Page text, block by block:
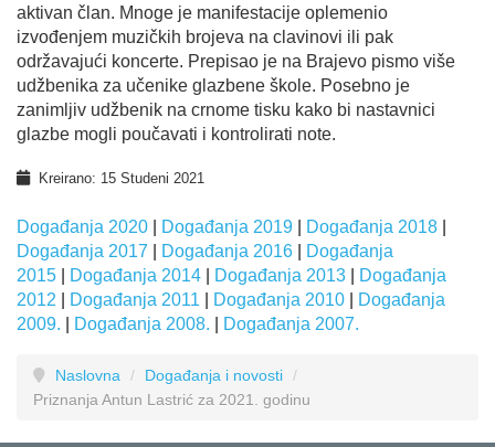
aktivan član. Mnoge je manifestacije oplemenio
izvođenjem muzičkih brojeva na clavinovi ili pak
održavajući koncerte. Prepisao je na Brajevo pismo više
udžbenika za učenike glazbene škole. Posebno je
zanimljiv udžbenik na crnome tisku kako bi nastavnici
glazbe mogli poučavati i kontrolirati note.
Kreirano: 15 Studeni 2021
Događanja 2020 Događanja 2019 Događanja 2018
Događanja 2017
Događanja 2016
Događanja
2015
Događanja 2014 Događanja 2013
Događanja
2012
Događanja 2011 Događanja 2010
Događanja
2009.
Događanja 2008. Događanja 2007.
Naslovna / Događanja i novosti /
Priznanja Antun Lastrić za 2021. godinu